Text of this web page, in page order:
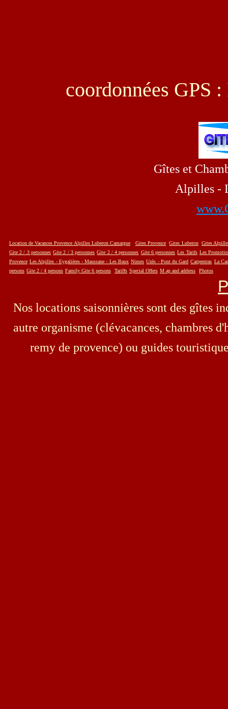
coordonnées GPS
Gîtes et
Alpilles -
Location de Vacances Provence Alpilles Luberon Camargue Gites Provence Gites Luberon Gites
Gite 2 / 3 personnes Gite 2 / 3 personnes Gite 2 / 4 personnes Gite 6 personnes Les Tarifs Les
Provence Les Alpilles - Eygalières - Maussane - Les Baux Nimes Uzès - Pont du Gard Carpentras La
persons Gite 2 / 4 persons Family Gite 6 persons Tariffs Special Offers M ap and address Photos
Nos locations saisonnières sont des gîtes
autre organisme (clévacances, chambres
remy de provence) ou guides